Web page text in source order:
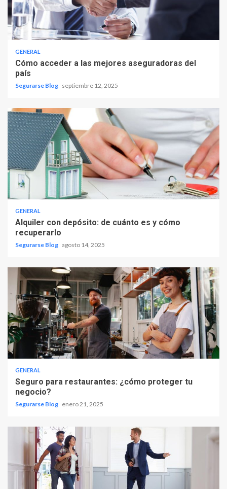
GENERAL
Cómo acceder a las mejores aseguradoras del
país
Segurarse Blog septiembre 12, 2025
GENERAL
Alquiler con depósito: de cuánto es y cómo
recuperarlo
Segurarse Blog agosto 14, 2025
GENERAL
Seguro para restaurantes: ¿cómo proteger tu
negocio?
Segurarse Blog enero 21, 2025